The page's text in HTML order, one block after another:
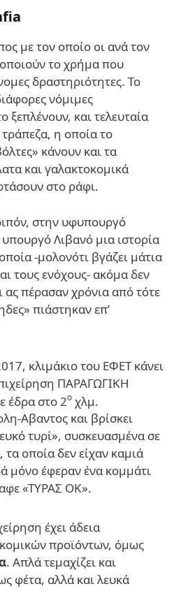
με τον οποίο οι ανά τον
το χρήμα που
δραστηριότητες. Το
νόμιμες
ξεπλένουν, και τελευταία
η οποία το
κάνουν και τα
και γαλακτοκομικά
στο ράφι.
στην υφυπουργό
Λιβανό μια ιστορία
-μολονότι βγάζει μάτια
τους ενόχους- ακόμα δεν
ας πέρασαν χρόνια από τότε
πιάστηκαν επ’
κλιμάκιο του ΕΦΕΤ κάνει
ΠΑΡΑΓΩΓΙΚΗ
έδρα στο 2ο χλμ.
Αβαντος και βρίσκει
τυρί», συσκευασμένα σε
τα οποία δεν είχαν καμιά
μόνο έφεραν ένα κομμάτι
«ΤΥΡΑΣ ΟΚ».
έχει άδεια
προϊόντων, όμως
. Απλά τεμαχίζει και
φέτα, αλλά και λευκά